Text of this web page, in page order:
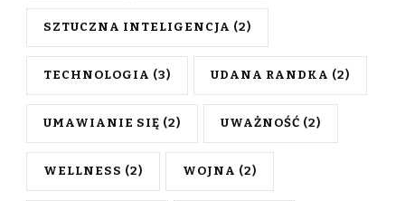
SZTUCZNA INTELIGENCJA (2)
TECHNOLOGIA (3) UDANA RANDKA (2)
UMAWIANIE SIĘ (2) UWAŻNOŚĆ (2)
WELLNESS (2) WOJNA (2)